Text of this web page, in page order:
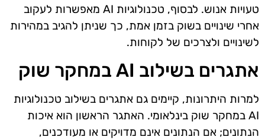
טעויות אנוש. לבסוף, טכנולוגיות AI מאפשרות לעקוב
אחרי שינויים בשוק בזמן אמת, כך שניתן להגיב במהירות
לשינויים ולצרכים של לקוחות.
אתגרים בשילוב AI במחקר שוק
למרות היתרונות, קיימים גם אתגרים בשילוב טכנולוגיות
AI במחקר שוק בינלאומי. האתגר הראשון הוא איכות
הנתונים; אם הנתונים אינם מדויקים או מעודכנים,